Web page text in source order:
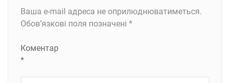
Ваша e-mail адреса не оприлюднюватиметься.
Обов’язкові поля позначені *
Коментар
*